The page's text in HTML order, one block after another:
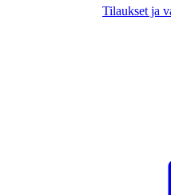
Tilaukset ja